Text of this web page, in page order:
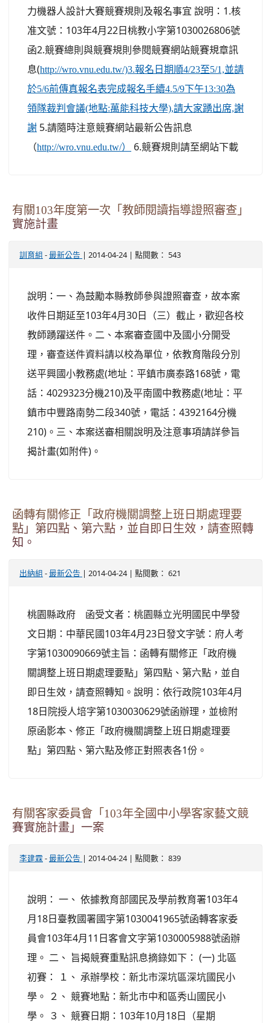
力機器人設計大賽競賽規則及報名事宜 說明：1.核
准文號：103年4月22日桃教小字第1030026806號
函2.競賽總則與競賽規則參閱競賽網站競賽規章訊
息(http://wro.vnu.edu.tw/)3.報名日期順4/23至5/1,並請
於5/6前傳真報名表完成報名手續4.5/9下午13:30為
領隊裁判會議(地點:萬能科技大學),請大家踴出席,謝
謝 5.請隨時注意競賽網站最新公告訊息
（http://wro.vnu.edu.tw/） 6.競賽規則請至網站下載
有關103年度第一次「教師閱讀指導證照審查」
實施計畫
訓育組 - 最新公告 | 2014-04-24 | 點閱數： 543
說明：一、為鼓勵本縣教師參與證照審查，故本案
收件日期延至103年4月30日（三）截止，歡迎各校
教師踴躍送件。二、本案審查國中及國小分開受
理，審查送件資料請以校為單位，依教育階段分別
送平興國小教務處(地址：平鎮市廣泰路168號，電
話：4029323分機210)及平南國中教務處(地址：平
鎮市中豐路南勢二段340號，電話：4392164分機
210)。三、本案送審相關說明及注意事項請詳參旨
揭計畫(如附件)。
函轉有關修正「政府機關調整上班日期處理要
點」第四點、第六點，並自即日生效，請查照轉
知。
出納組 - 最新公告 | 2014-04-24 | 點閱數： 621
桃園縣政府 函受文者：桃園縣立光明國民中學發
文日期：中華民國103年4月23日發文字號：府人考
字第1030090669號主旨：函轉有關修正「政府機
關調整上班日期處理要點」第四點、第六點，並自
即日生效，請查照轉知。說明：依行政院103年4月
18日院授人培字第1030030629號函辦理，並檢附
原函影本、修正「政府機關調整上班日期處理要
點」第四點、第六點及修正對照表各1份。
有關客家委員會「103年全國中小學客家藝文競
賽實施計畫」一案
李建霖 - 最新公告 | 2014-04-24 | 點閱數： 839
說明： 一、 依據教育部國民及學前教育署103年4
月18日臺教國署國字第1030041965號函轉客家委
員會103年4月11日客會文字第1030005988號函辦
理。 二、 旨揭競賽重點訊息摘錄如下： (一) 北區
初賽： １、 承辦學校：新北市深坑區深坑國民小
學。 ２、 競賽地點：新北市中和區秀山國民小
學。 ３、 競賽日期：103年10月18日（星期